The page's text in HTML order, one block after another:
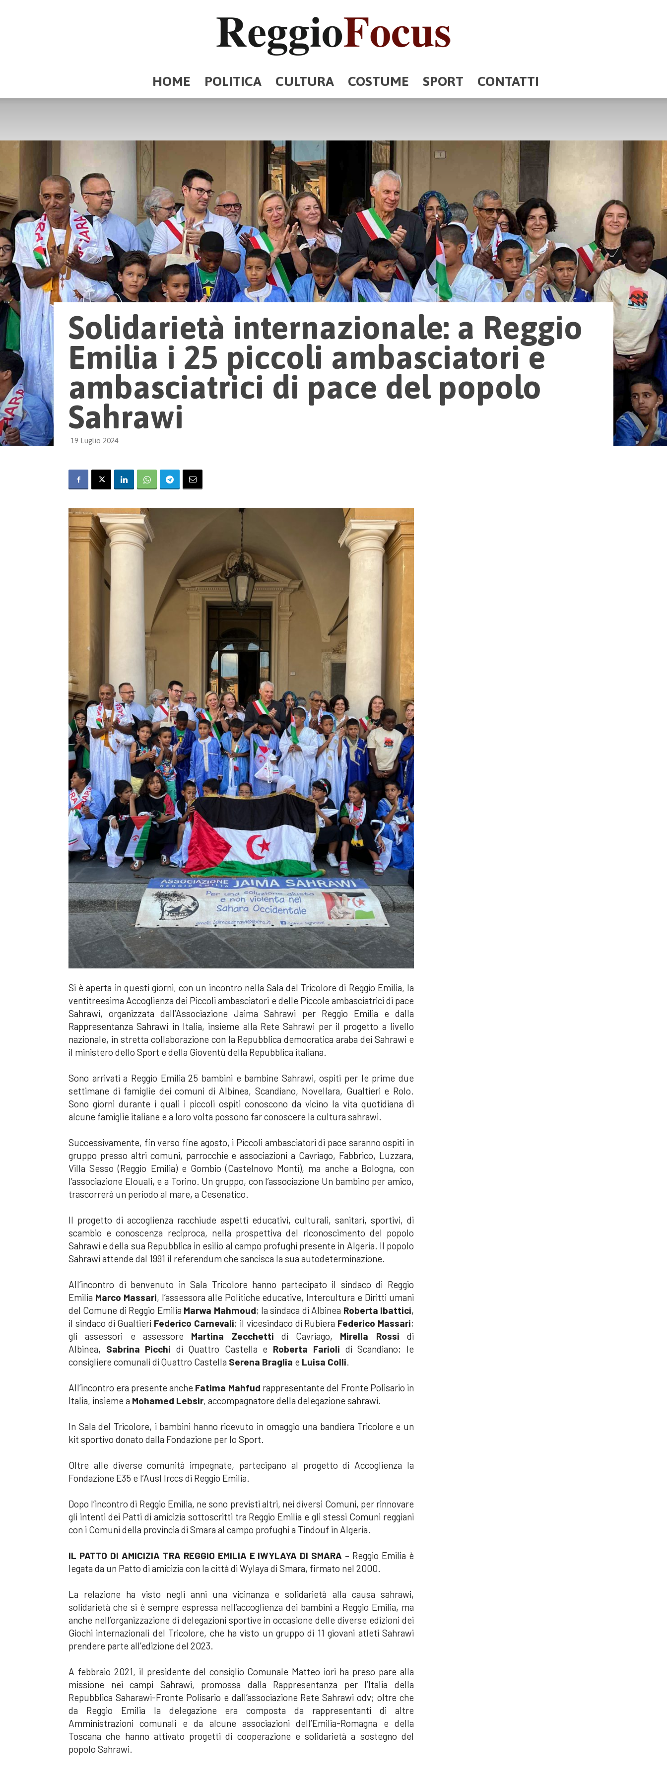
HOME POLITICA CULTURA COSTUME SPORT CONTATTI
Solidarietà internazionale: a Reggio
Emilia i 25 piccoli ambasciatori e
ambasciatrici di pace del popolo
Sahrawi
19 Luglio 2024
Si è aperta in questi giorni, con un incontro nella Sala del Tricolore di Reggio Emilia, la
ventitreesima Accoglienza dei Piccoli ambasciatori e delle Piccole ambasciatrici di pace
Sahrawi, organizzata dall’Associazione Jaima Sahrawi per Reggio Emilia e dalla
Rappresentanza Sahrawi in Italia, insieme alla Rete Sahrawi per il progetto a livello
nazionale, in stretta collaborazione con la Repubblica democratica araba dei Sahrawi e
il ministero dello Sport e della Gioventù della Repubblica italiana.
Sono arrivati a Reggio Emilia 25 bambini e bambine Sahrawi, ospiti per le prime due
settimane di famiglie dei comuni di Albinea, Scandiano, Novellara, Gualtieri e Rolo.
Sono giorni durante i quali i piccoli ospiti conoscono da vicino la vita quotidiana di
alcune famiglie italiane e a loro volta possono far conoscere la cultura sahrawi.
Successivamente, fin verso fine agosto, i Piccoli ambasciatori di pace saranno ospiti in
gruppo presso altri comuni, parrocchie e associazioni a Cavriago, Fabbrico, Luzzara,
Villa Sesso (Reggio Emilia) e Gombio (Castelnovo Monti), ma anche a Bologna, con
l’associazione Elouali, e a Torino. Un gruppo, con l’associazione Un bambino per amico,
trascorrerà un periodo al mare, a Cesenatico.
Il progetto di accoglienza racchiude aspetti educativi, culturali, sanitari, sportivi, di
scambio e conoscenza reciproca, nella prospettiva del riconoscimento del popolo
Sahrawi e della sua Repubblica in esilio al campo profughi presente in Algeria. Il popolo
Sahrawi attende dal 1991 il referendum che sancisca la sua autodeterminazione.
All’incontro di benvenuto in Sala Tricolore hanno partecipato il sindaco di Reggio
Emilia Marco Massari, l’assessora alle Politiche educative, Intercultura e Diritti umani
del Comune di Reggio Emilia Marwa Mahmoud; la sindaca di Albinea Roberta Ibattici,
il sindaco di Gualtieri Federico Carnevali; il vicesindaco di Rubiera Federico Massari;
gli assessori e assessore Martina Zecchetti di Cavriago, Mirella Rossi di
Albinea, Sabrina Picchi di Quattro Castella e Roberta Farioli di Scandiano; le
consigliere comunali di Quattro Castella Serena Braglia e Luisa Colli.
All’incontro era presente anche Fatima Mahfud rappresentante del Fronte Polisario in
Italia, insieme a Mohamed Lebsir, accompagnatore della delegazione sahrawi.
In Sala del Tricolore, i bambini hanno ricevuto in omaggio una bandiera Tricolore e un
kit sportivo donato dalla Fondazione per lo Sport.
Oltre alle diverse comunità impegnate, partecipano al progetto di Accoglienza la
Fondazione E35 e l’Ausl Irccs di Reggio Emilia.
Dopo l’incontro di Reggio Emilia, ne sono previsti altri, nei diversi Comuni, per rinnovare
gli intenti dei Patti di amicizia sottoscritti tra Reggio Emilia e gli stessi Comuni reggiani
con i Comuni della provincia di Smara al campo profughi a Tindouf in Algeria.
IL PATTO DI AMICIZIA TRA REGGIO EMILIA E IWYLAYA DI SMARA – Reggio Emilia è
legata da un Patto di amicizia con la città di Wylaya di Smara, firmato nel 2000.
La relazione ha visto negli anni una vicinanza e solidarietà alla causa sahrawi,
solidarietà che si è sempre espressa nell’accoglienza dei bambini a Reggio Emilia, ma
anche nell’organizzazione di delegazioni sportive in occasione delle diverse edizioni dei
Giochi internazionali del Tricolore, che ha visto un gruppo di 11 giovani atleti Sahrawi
prendere parte all’edizione del 2023.
A febbraio 2021, il presidente del consiglio Comunale Matteo iori ha preso pare alla
missione nei campi Sahrawi, promossa dalla Rappresentanza per l’Italia della
Repubblica Saharawi-Fronte Polisario e dall’associazione Rete Sahrawi odv; oltre che
da Reggio Emilia la delegazione era composta da rappresentanti di altre
Amministrazioni comunali e da alcune associazioni dell’Emilia-Romagna e della
Toscana che hanno attivato progetti di cooperazione e solidarietà a sostegno del
popolo Sahrawi.